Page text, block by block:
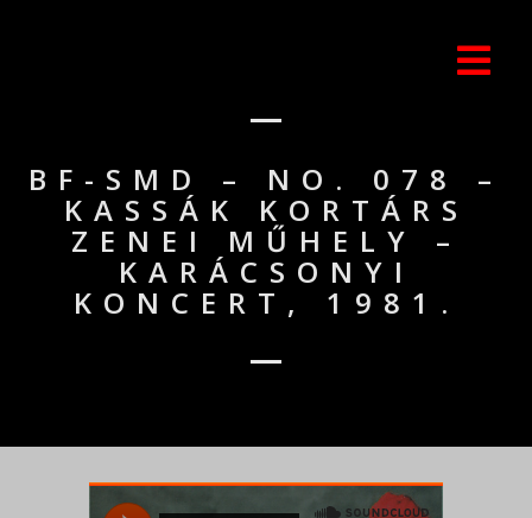
BF-SMD – NO. 078 –
KASSÁK KORTÁRS
ZENEI MŰHELY –
KARÁCSONYI
KONCERT, 1981.